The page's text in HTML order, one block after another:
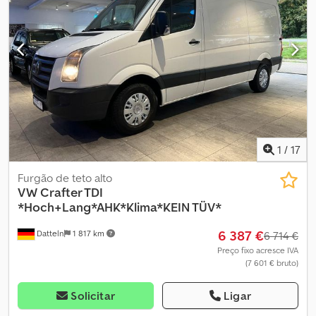
EQUIPAMENTOS E ACESSÓRIOS. Nossas condições gerais de
venda (veja no aviso legal) servem de base para todos os
contratos de compra, faturas, faturas proforma, pedidos e
negociações de venda.
1 / 17
Datteln 1 817 km
Furgão de teto alto
VWCrafter TDI
*Hoch+Lang*AHK*Klima*KEIN TÜV*
6 387 €6 714 €
Preço fixo acresce IVA
(7 601 € bruto)
Solicitar Ligar